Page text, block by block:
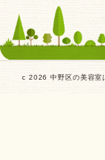
c 2026 中野区の美容